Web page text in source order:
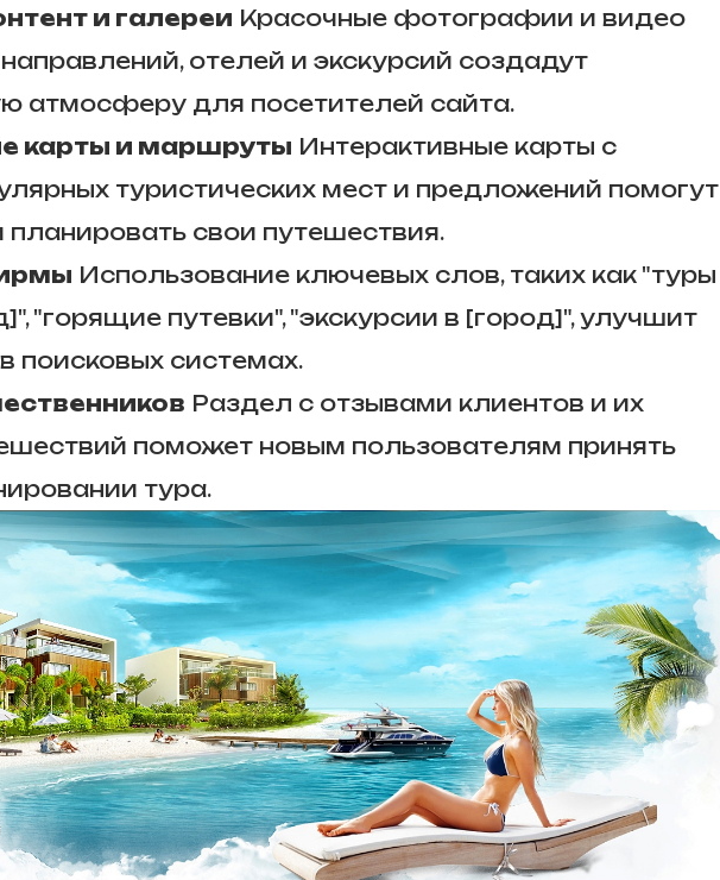
и галереи Красочные фотографии и видео
отелей и экскурсий создадут
атмосферу для посетителей сайта.
карты и маршруты Интерактивные карты с
туристических мест и предложений помогут
свои путешествия.
Использование ключевых слов, таких как "туры
"горящие путевки", "экскурсии в [город]", улучшит
поисковых системах.
Раздел с отзывами клиентов и их
поможет новым пользователям принять
тура.